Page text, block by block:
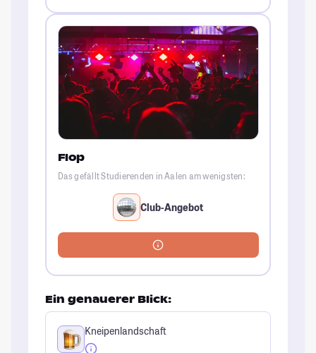
Flop
Das gefällt Studierenden in Aalen am wenigsten:
Club-Angebot
Ein genauerer Blick:
Kneipenlandschaft